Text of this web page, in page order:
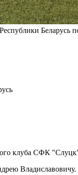
Беларусь
клуба СФК
Владиславовичу.